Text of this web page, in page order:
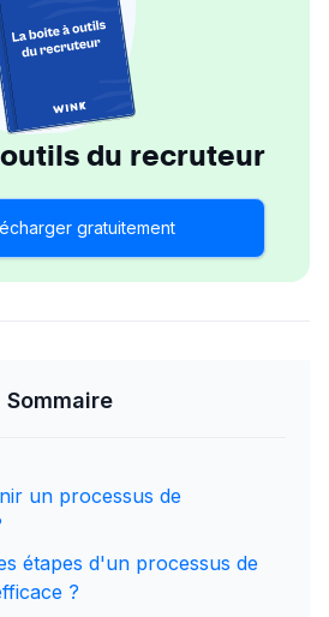
du recruteur
gratuitement
Sommaire
un processus de
étapes d'un processus de
?